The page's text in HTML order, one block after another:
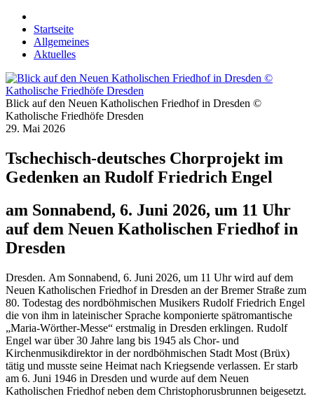
Startseite
Allgemeines
Aktuelles
Blick auf den Neuen Katholischen Friedhof in Dresden ©
Katholische Friedhöfe Dresden
29. Mai 2026
Tschechisch-deutsches Chorprojekt im
Gedenken an Rudolf Friedrich Engel
am Sonnabend, 6. Juni 2026, um 11 Uhr
auf dem Neuen Katholischen Friedhof in
Dresden
Dresden. Am Sonnabend, 6. Juni 2026, um 11 Uhr wird auf dem
Neuen Katholischen Friedhof in Dresden an der Bremer Straße zum
80. Todestag des nordböhmischen Musikers Rudolf Friedrich Engel
die von ihm in lateinischer Sprache komponierte spätromantische
„Maria-Wörther-Messe“ erstmalig in Dresden erklingen. Rudolf
Engel war über 30 Jahre lang bis 1945 als Chor- und
Kirchenmusikdirektor in der nordböhmischen Stadt Most (Brüx)
tätig und musste seine Heimat nach Kriegsende verlassen. Er starb
am 6. Juni 1946 in Dresden und wurde auf dem Neuen
Katholischen Friedhof neben dem Christophorusbrunnen beigesetzt.